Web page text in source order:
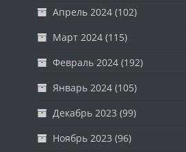
Апрель 2024(102)
Март 2024(115)
Февраль 2024(192)
Январь 2024(105)
Декабрь 2023 (99)
Ноябрь 2023 (96)